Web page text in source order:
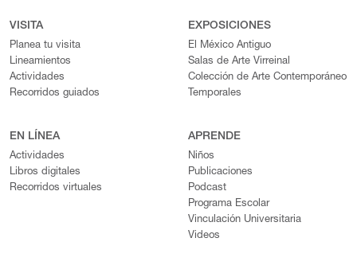
VISITA
Planea tu visita
Lineamientos
Actividades
Recorridos guiados
EXPOSICIONES
El México Antiguo
Salas de Arte Virreinal
Colección de Arte Contemporáneo
Temporales
EN LÍNEA
Actividades
Libros digitales
Recorridos virtuales
APRENDE
Niños
Publicaciones
Podcast
Programa Escolar
Vinculación Universitaria
Videos